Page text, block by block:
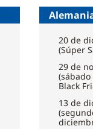
20 de
(Súper
29 de
Black
13 de